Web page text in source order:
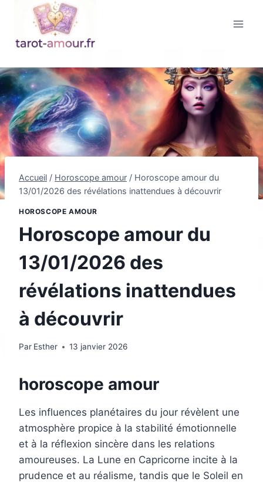
contenu
Accueil / Horoscope amour / Horoscope amour du
13/01/2026 des révélations inattendues à découvrir
HOROSCOPE AMOUR
Horoscope amour du
13/01/2026 des
révélations inattendues
à découvrir
Par Esther 13 janvier 2026
horoscope amour
Les influences planétaires du jour révèlent une
atmosphère propice à la stabilité émotionnelle
et à la réflexion sincère dans les relations
amoureuses. La Lune en Capricorne incite à la
prudence et au réalisme, tandis que le Soleil en